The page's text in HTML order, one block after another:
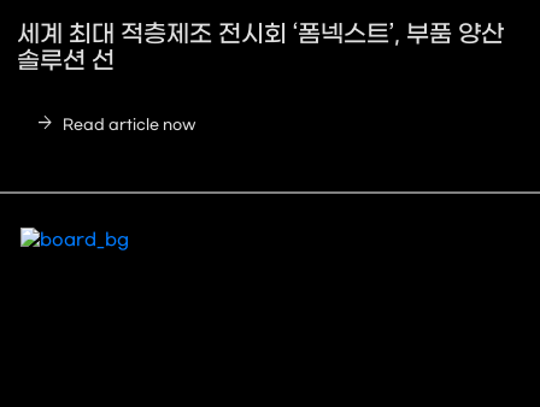
세계 최대 적층제조 전시회 ‘폼넥스트’, 부품 양산
솔루션 선
arrow_forward Read article now